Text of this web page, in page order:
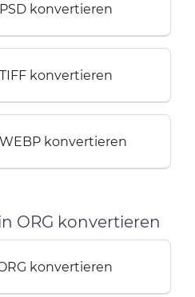
konvertieren
konvertieren
konvertieren
ORG konvertieren
konvertieren